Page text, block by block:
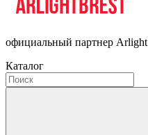
официальный партнер Arlight
Каталог